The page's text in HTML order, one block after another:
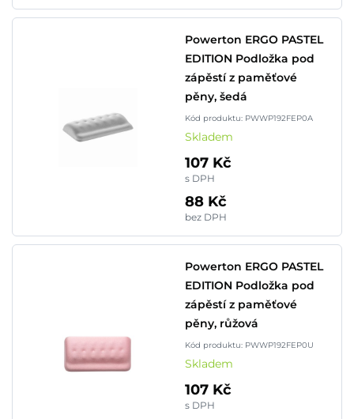
Powerton ERGO PASTEL
EDITION Podložka pod
zápěstí z paměťové
pěny, šedá
Kód produktu: PWWP192FEP0A
Skladem
107 Kč
s DPH
88 Kč
bez DPH
Powerton ERGO PASTEL
EDITION Podložka pod
zápěstí z paměťové
pěny, růžová
Kód produktu: PWWP192FEP0U
Skladem
107 Kč
s DPH